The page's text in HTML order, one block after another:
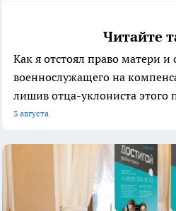
Читайте
Как я отстоял право матери и
военнослужащего на
лишив отца-уклониста этого
3 августа